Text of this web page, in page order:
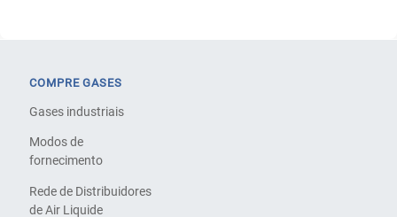
COMPRE GASES
Gases industriais
Modos de
fornecimento
Rede de Distribuidores
de Air Liquide